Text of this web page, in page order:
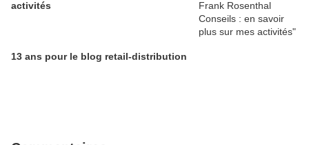
activités
13 ans pour le blog retail-distribution